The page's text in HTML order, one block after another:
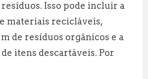
Isso pode incluir a
materiais recicláveis,
de resíduos orgânicos e a
itens descartáveis. Por